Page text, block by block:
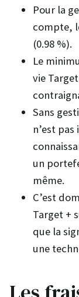
Pour la
compte,
(0.98 %).
Le
vie
Sans
n’est pas
un
même.
C’est
Target +
que la
une